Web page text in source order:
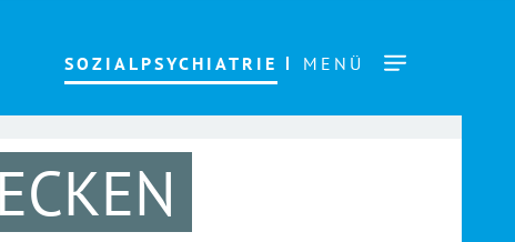
SOZIALPSYCHIATRIE MENÜ